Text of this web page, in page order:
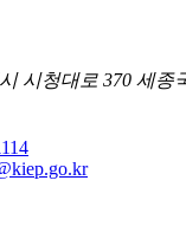
시청대로 370 세종